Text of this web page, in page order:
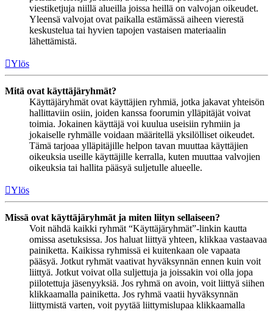
viestiketjuja niillä alueilla joissa heillä on valvojan oikeudet.
Yleensä valvojat ovat paikalla estämässä aiheen vierestä
keskustelua tai hyvien tapojen vastaisen materiaalin
lähettämistä.
Ylös
Mitä ovat käyttäjäryhmät?
Käyttäjäryhmät ovat käyttäjien ryhmiä, jotka jakavat yhteisön
hallittaviin osiin, joiden kanssa foorumin ylläpitäjät voivat
toimia. Jokainen käyttäjä voi kuulua useisiin ryhmiin ja
jokaiselle ryhmälle voidaan määritellä yksilölliset oikeudet.
Tämä tarjoaa ylläpitäjille helpon tavan muuttaa käyttäjien
oikeuksia useille käyttäjille kerralla, kuten muuttaa valvojien
oikeuksia tai hallita pääsyä suljetulle alueelle.
Ylös
Missä ovat käyttäjäryhmät ja miten liityn sellaiseen?
Voit nähdä kaikki ryhmät “Käyttäjäryhmät”-linkin kautta
omissa asetuksissa. Jos haluat liittyä yhteen, klikkaa vastaavaa
painiketta. Kaikissa ryhmissä ei kuitenkaan ole vapaata
pääsyä. Jotkut ryhmät vaativat hyväksynnän ennen kuin voit
liittyä. Jotkut voivat olla suljettuja ja joissakin voi olla jopa
piilotettuja jäsenyyksiä. Jos ryhmä on avoin, voit liittyä siihen
klikkaamalla painiketta. Jos ryhmä vaatii hyväksynnän
liittymistä varten, voit pyytää liittymislupaa klikkaamalla